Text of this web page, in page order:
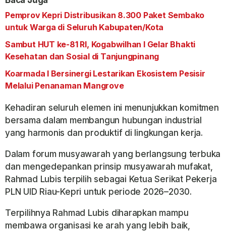
Pemprov Kepri Distribusikan 8.300 Paket Sembako
untuk Warga di Seluruh Kabupaten/Kota
Sambut HUT ke-81 RI, Kogabwilhan I Gelar Bhakti
Kesehatan dan Sosial di Tanjungpinang
Koarmada I Bersinergi Lestarikan Ekosistem Pesisir
Melalui Penanaman Mangrove
Kehadiran seluruh elemen ini menunjukkan komitmen
bersama dalam membangun hubungan industrial
yang harmonis dan produktif di lingkungan kerja.
Dalam forum musyawarah yang berlangsung terbuka
dan mengedepankan prinsip musyawarah mufakat,
Rahmad Lubis terpilih sebagai Ketua Serikat Pekerja
PLN UID Riau-Kepri untuk periode 2026–2030.
Terpilihnya Rahmad Lubis diharapkan mampu
membawa organisasi ke arah yang lebih baik,